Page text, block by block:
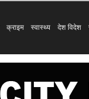
क्राइम स्वास्थ्य देश विदेश